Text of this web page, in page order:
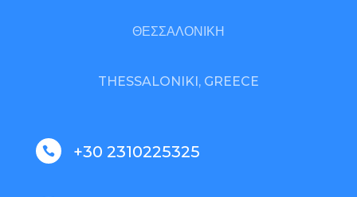
ΘΕΣΣΑΛΟΝΙΚΗ
THESSALONIKI, GREECE
 +30 2310225325